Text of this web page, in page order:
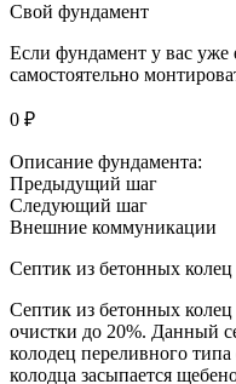
Свой фундамент
Если фундамент у вас уже
самостоятельно
0 ₽
Описание фундамента:
Предыдущий шаг
Следующий шаг
Внешние коммуникации
Септик из бетонных колец
Септик из бетонных
очистки до 20%. Данный
колодец переливного
колодца засыпается